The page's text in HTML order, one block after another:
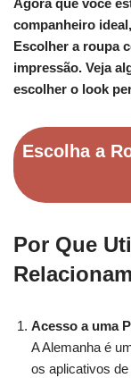
companheiro
Escolher a roupa
impressão. Veja
escolher o look
Escolha a
Por Que
Acesso a uma
A Alemanha é
os aplicativos